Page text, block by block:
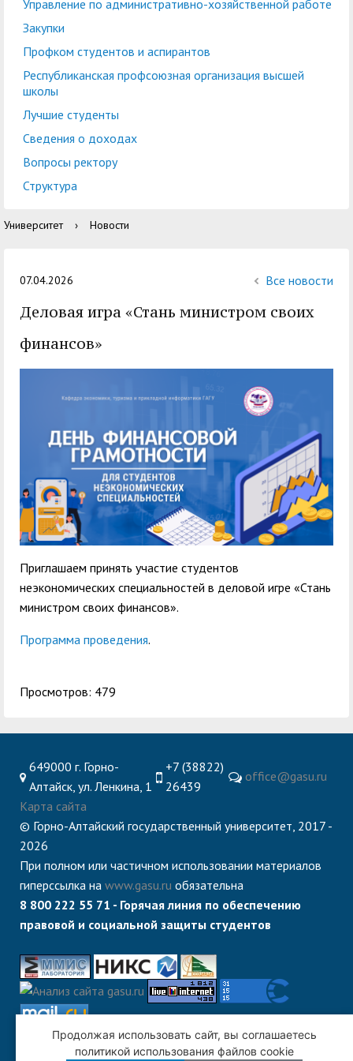
Международная
деятельность
Управление по
административно-
Закупки
Республиканская
организация высшей
Центр тестирования
иностранных граждан
по русскому языку
Центр развития
компетенций
Центр русского языка
обучающихся ГАГУ
Образовательный
модуль «Обучение
Информация о
отпуска обучающимся
Управление по административно-хозяйственной работе
Закупки
Профком студентов и аспирантов
Республиканская профсоюзная организация высшей
школы
Лучшие студенты
Сведения о доходах
Вопросы ректору
Структура
Университет › Новости
07.04.2026 Все новости
Деловая игра «Стань министром своих
финансов»
Приглашаем принять участие студентов
неэкономических специальностей в деловой игре «Стань
министром своих финансов».
Программа проведения.
Просмотров: 479
649000 г. Горно-
Алтайск, ул. Ленкина, 1
+7 (38822)
26439
office@gasu.ru
Карта сайта
© Горно-Алтайский государственный университет, 2017 -
2026
При полном или частичном использовании материалов
гиперссылка на www.gasu.ru обязательна
8 800 222 55 71 - Горячая линия по обеспечению
правовой и социальной защиты студентов
Продолжая использовать сайт, вы соглашаетесь
политикой использования файлов cookie